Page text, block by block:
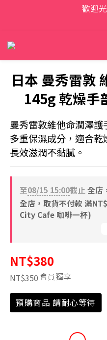
歡迎
本網站為跨境購物平台，
歡迎
日本 曼秀雷敦
145g 乾燥手
曼秀雷敦維他命潤澤
多重保濕成分，適合乾
長效滋潤不黏膩。
至08/15 15:00截止 全店
全店，取貨不付款 滿
City Cafe 咖啡一杯)
NT$380
NT$350 會員獨享
預購商品 請耐心等待